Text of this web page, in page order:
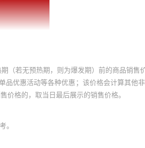
（若无预热期，则为爆发期）前的商品销售
品优惠活动等各种优惠；该价格会计算其他
格的，取当日最后展示的销售价格。
。